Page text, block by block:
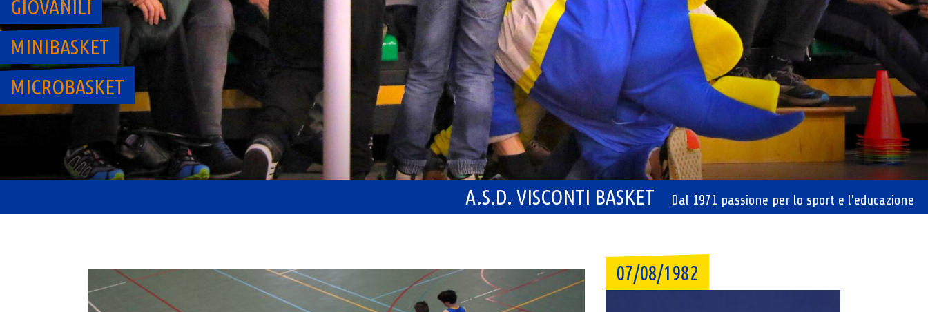
A.S.D. VISCONTI BASKET Dal 1971 passione per lo sport e l'educazione
GIOVANILI
MINIBASKET
MICROBASKET
07/08/1982